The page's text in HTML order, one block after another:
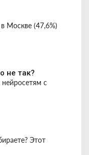
Москве (47,6%)
не так?
с
Этот